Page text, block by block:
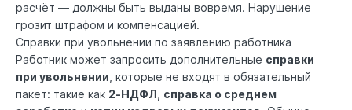
расчёт — должны быть выданы вовремя. Нарушение
грозит штрафом и компенсацией.
Справки при увольнении по заявлению работника
Работник может запросить дополнительные справки
при увольнении , которые не входят в обязательный
пакет: такие как 2‑НДФЛ справка о среднем